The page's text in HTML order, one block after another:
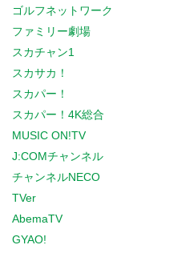
ゴルフネットワーク
ファミリー劇場
スカチャン1
スカサカ！
スカパー！
スカパー！4K総合
MUSIC ON!TV
J:COMチャンネル
チャンネルNECO
TVer
AbemaTV
GYAO!